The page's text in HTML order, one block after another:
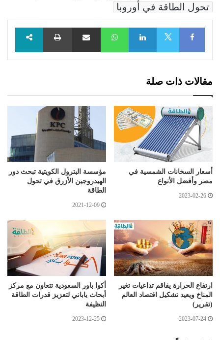
تحول الطاقة في أوروبا
Facebook
LinkedIn
WhatsAppمشاركة عبر البريد طباعة
مقالات ذات صلة
أسعار السخانات الشمسية في
مصر وأفضل الأنواع
2023-02-26
مؤسسة البترول الكويتية تبحث دور
الهيدروجين الأزرق في تحول
الطاقة
2021-12-09
ارتفاع الحرارة يفاقم تداعيات تغير
المناخ ويعيد تشكيل اقتصاد العالم
(تقرير)
2023-07-24
أكوا باور السعودية تتعاون مع مركز
أبحاث ياباني لتعزيز قدرات الطاقة
النظيفة
2023-12-25